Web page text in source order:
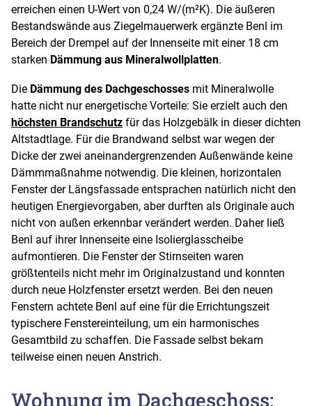
erreichen einen U-Wert von 0,24 W/(m²K). Die äußeren
Bestandswände aus Ziegelmauerwerk ergänzte Benl im
Bereich der Drempel auf der Innenseite mit einer 18 cm
starken Dämmung aus Mineralwollplatten.
Die Dämmung des Dachgeschosses mit Mineralwolle
hatte nicht nur energetische Vorteile: Sie erzielt auch den
höchsten Brandschutz für das Holzgebälk in dieser dichten
Altstadtlage. Für die Brandwand selbst war wegen der
Dicke der zwei aneinandergrenzenden Außenwände keine
Dämmmaßnahme notwendig. Die kleinen, horizontalen
Fenster der Längsfassade entsprachen natürlich nicht den
heutigen Energievorgaben, aber durften als Originale auch
nicht von außen erkennbar verändert werden. Daher ließ
Benl auf ihrer Innenseite eine Isolierglasscheibe
aufmontieren. Die Fenster der Stirnseiten waren
größtenteils nicht mehr im Originalzustand und konnten
durch neue Holzfenster ersetzt werden. Bei den neuen
Fenstern achtete Benl auf eine für die Errichtungszeit
typischere Fenstereinteilung, um ein harmonisches
Gesamtbild zu schaffen. Die Fassade selbst bekam
teilweise einen neuen Anstrich.
Wohnung im Dachgeschoss: